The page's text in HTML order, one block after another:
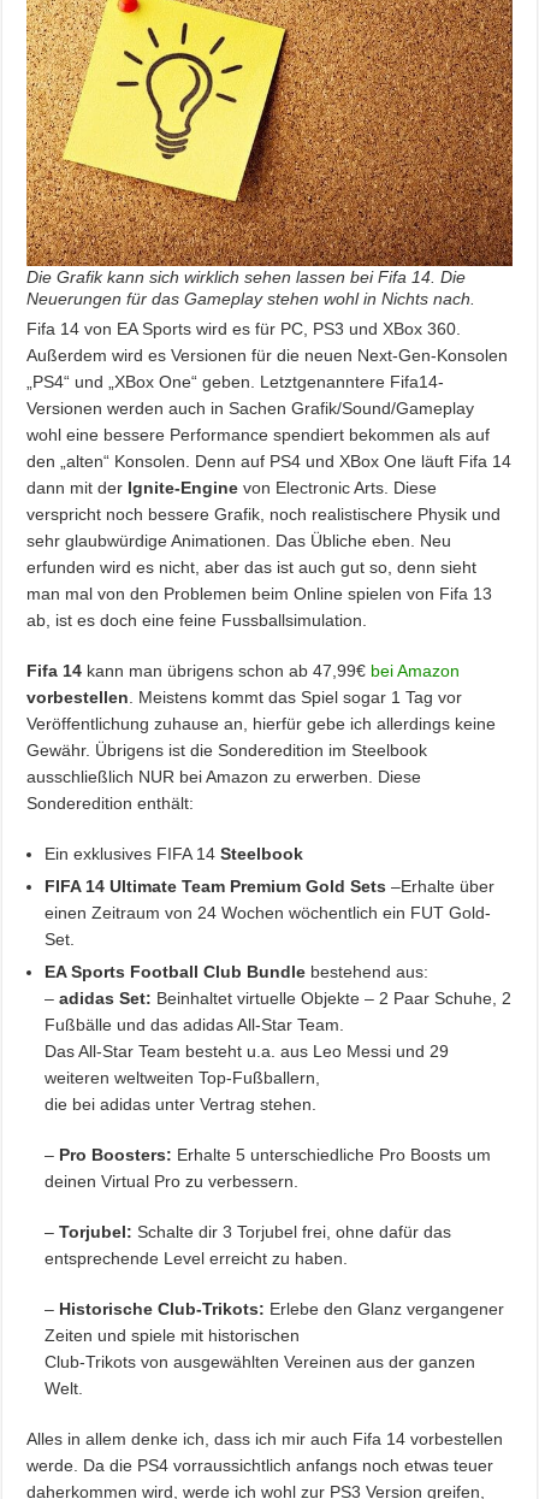
Die Grafik kann sich wirklich sehen lassen bei Fifa 14. Die
Neuerungen für das Gameplay stehen wohl in Nichts nach.
Fifa 14 von EA Sports wird es für PC, PS3 und XBox 360.
Außerdem wird es Versionen für die neuen Next-Gen-Konsolen
„PS4“ und „XBox One“ geben. Letztgenanntere Fifa14-
Versionen werden auch in Sachen Grafik/Sound/Gameplay
wohl eine bessere Performance spendiert bekommen als auf
den „alten“ Konsolen. Denn auf PS4 und XBox One läuft Fifa 14
dann mit der Ignite-Engine von Electronic Arts. Diese
verspricht noch bessere Grafik, noch realistischere Physik und
sehr glaubwürdige Animationen. Das Übliche eben. Neu
erfunden wird es nicht, aber das ist auch gut so, denn sieht
man mal von den Problemen beim Online spielen von Fifa 13
ab, ist es doch eine feine Fussballsimulation.
Fifa 14 kann man übrigens schon ab 47,99€ bei Amazon
vorbestellen . Meistens kommt das Spiel sogar 1 Tag vor
Veröffentlichung zuhause an, hierfür gebe ich allerdings keine
Gewähr. Übrigens ist die Sonderedition im Steelbook
ausschließlich NUR bei Amazon zu erwerben. Diese
Sonderedition enthält:
Ein exklusives FIFA 14Steelbook
FIFA 14 Ultimate Team Premium Gold Sets –Erhalte über
einen Zeitraum von 24 Wochen wöchentlich ein FUT Gold-
Set.
EA Sports Football Club Bundle bestehend aus:
–adidas Set: Beinhaltet virtuelle Objekte – 2 Paar Schuhe, 2
Fußbälle und das adidas All-Star Team.
Das All-Star Team besteht u.a. aus Leo Messi und 29
weiteren weltweiten Top-Fußballern,
die bei adidas unter Vertrag stehen.
– Pro Boosters: Erhalte 5 unterschiedliche Pro Boosts um
deinen Virtual Pro zu verbessern.
–Torjubel: Schalte dir 3 Torjubel frei, ohne dafür das
entsprechende Level erreicht zu haben.
– Historische Club-Trikots: Erlebe den Glanz vergangener
Zeiten und spiele mit historischen
Club-Trikots von ausgewählten Vereinen aus der ganzen
Welt.
Alles in allem denke ich, dass ich mir auch Fifa 14 vorbestellen
werde. Da die PS4 vorraussichtlich anfangs noch etwas teuer
daherkommen wird, werde ich wohl zur PS3 Version greifen,